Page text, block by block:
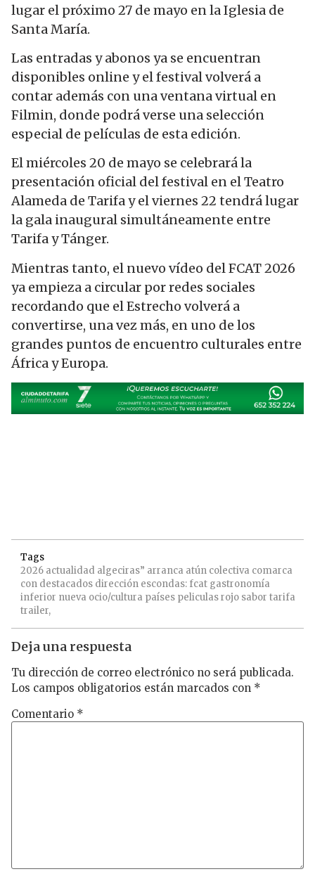
lugar el próximo 27 de mayo en la Iglesia de
Santa María.
Las entradas y abonos ya se encuentran
disponibles online y el festival volverá a
contar además con una ventana virtual en
Filmin, donde podrá verse una selección
especial de películas de esta edición.
El miércoles 20 de mayo se celebrará la
presentación oficial del festival en el Teatro
Alameda de Tarifa y el viernes 22 tendrá lugar
la gala inaugural simultáneamente entre
Tarifa y Tánger.
Mientras tanto, el nuevo vídeo del FCAT 2026
ya empieza a circular por redes sociales
recordando que el Estrecho volverá a
convertirse, una vez más, en uno de los
grandes puntos de encuentro culturales entre
África y Europa.
Tags
2026 actualidad algeciras” arranca atún colectiva comarca
con destacados dirección escondas: fcat gastronomía
inferior nueva ocio/cultura países peliculasrojo sabor tarifa
trailer,
Deja una respuesta
Tu dirección de correo electrónico no será publicada.
Los campos obligatorios están marcados con *
Comentario *